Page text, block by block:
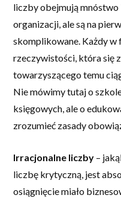
liczby obejmują
organizacji, ale są na
skomplikowane. Każdy
rzeczywistości, która się
towarzyszącego temu
Nie mówimy tutaj o
księgowych, ale o
zrozumieć zasady
Irracjonalne liczby –
liczbę krytyczną, jest
osiągnięcie miało